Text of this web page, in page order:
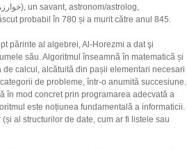
probabil în 780 și a murit către anul 845.
părinte al algebrei, Al-Horezmi a dat şi
său. Algoritmul înseamnă în matematică și
calcul, alcătuită din pașii elementari necesari
de probleme, într-o anumită succesiune.
în mod concret prin programarea adecvată a
este noțiunea fundamentală a informaticii.
al structurilor de date, cum ar fi listele sau